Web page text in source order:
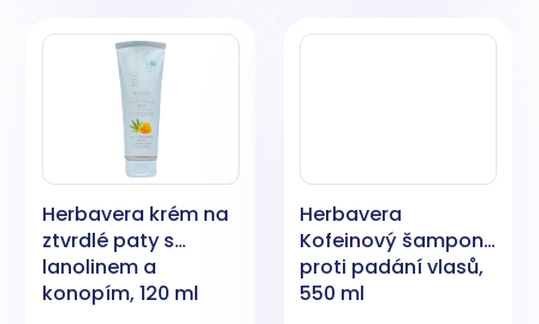
Herbavera krém na
ztvrdlé paty s
lanolinem a
konopím, 120 ml
Herbavera
Kofeinový šampon
proti padání vlasů,
550 ml